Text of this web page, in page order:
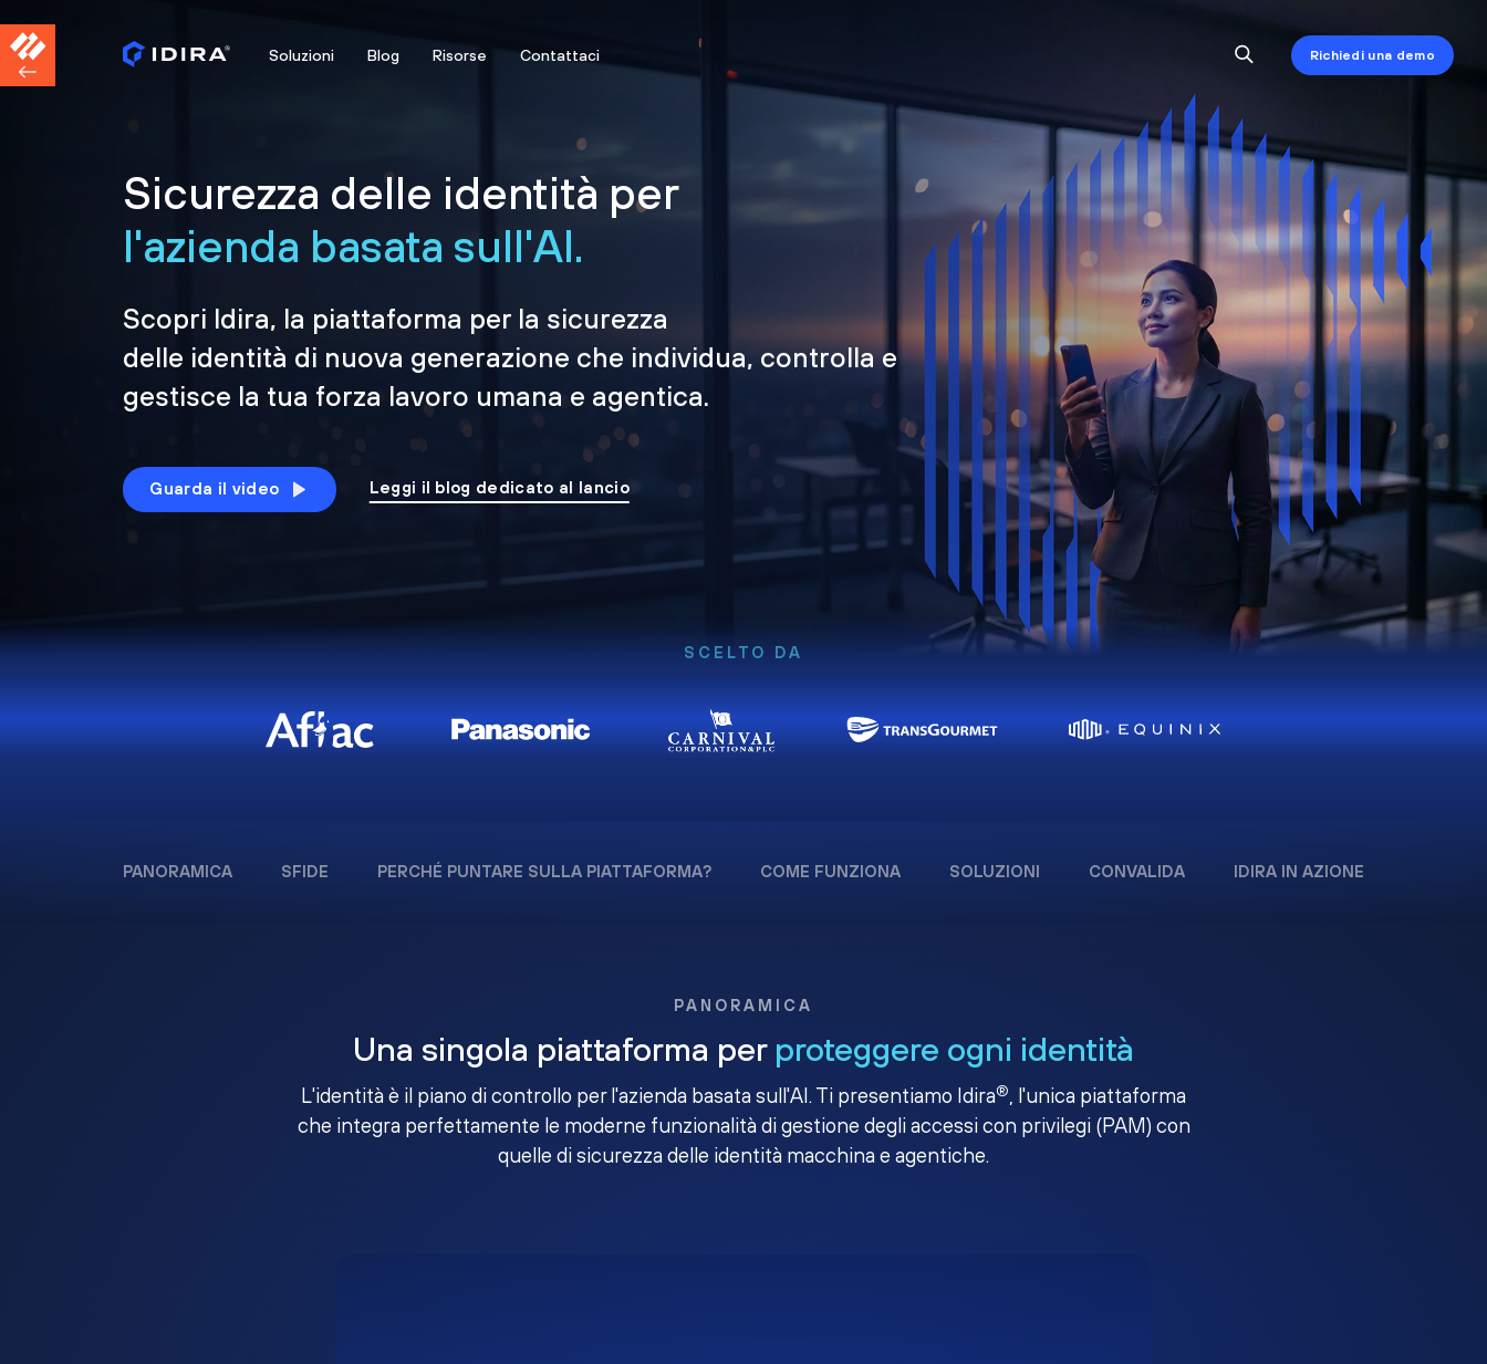
Soluzioni Blog Risorse Contattaci Richiedi una demo
Sicurezza delle identità per
l'azienda basata sull'AI.
Scopri Idira, la piattaforma per la sicurezza
delle identità di nuova generazione che individua, controlla e
gestisce la tua forza lavoro umana e agentica.
Guarda il video Leggi il blog dedicato al lancio
SCELTO DA
PANORAMICA SFIDE PERCHÉ PUNTARE SULLA PIATTAFORMA? COME FUNZIONA SOLUZIONI CONVALIDA IDIRA IN AZIONE
PANORAMICA
Una singola piattaforma per proteggere ogni identità
L'identità è il piano di controllo per l'azienda basata sull'AI. Ti presentiamo Idira®, l'unica piattaforma
che integra perfettamente le moderne funzionalità di gestione degli accessi con privilegi (PAM) con
quelle di sicurezza delle identità macchina e agentiche.